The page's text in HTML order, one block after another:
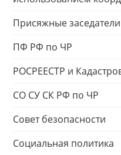
Присяжные заседатели
ПФ РФ по ЧР
РОСРЕЕСТР и
СО СУ СК РФ по ЧР
Совет безопасности
Социальная политика